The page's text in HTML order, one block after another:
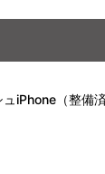
ュiPhone（整備